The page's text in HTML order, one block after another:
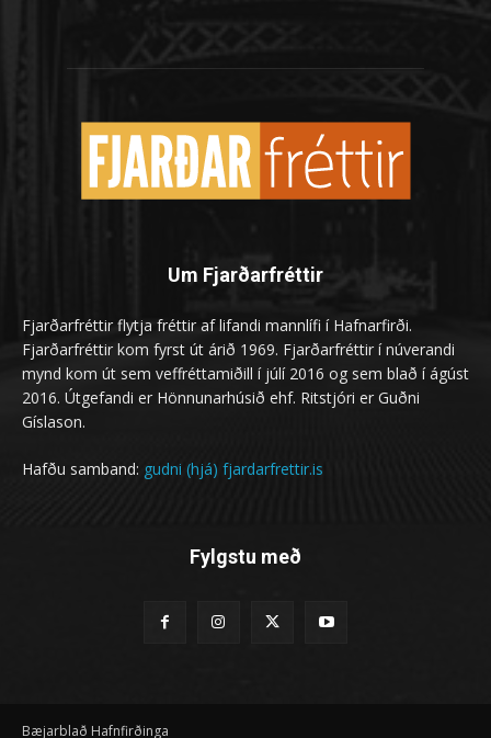
Um Fjarðarfréttir
Fjarðarfréttir flytja fréttir af lifandi mannlífi í Hafnarfirði.
Fjarðarfréttir kom fyrst út árið 1969. Fjarðarfréttir í núverandi
mynd kom út sem veffréttamiðill í júlí 2016 og sem blað í ágúst
2016. Útgefandi er Hönnunarhúsið ehf. Ritstjóri er Guðni
Gíslason.
Hafðu samband: gudni (hjá) fjardarfrettir.is
Fylgstu með
Bæjarblað Hafnfirðinga